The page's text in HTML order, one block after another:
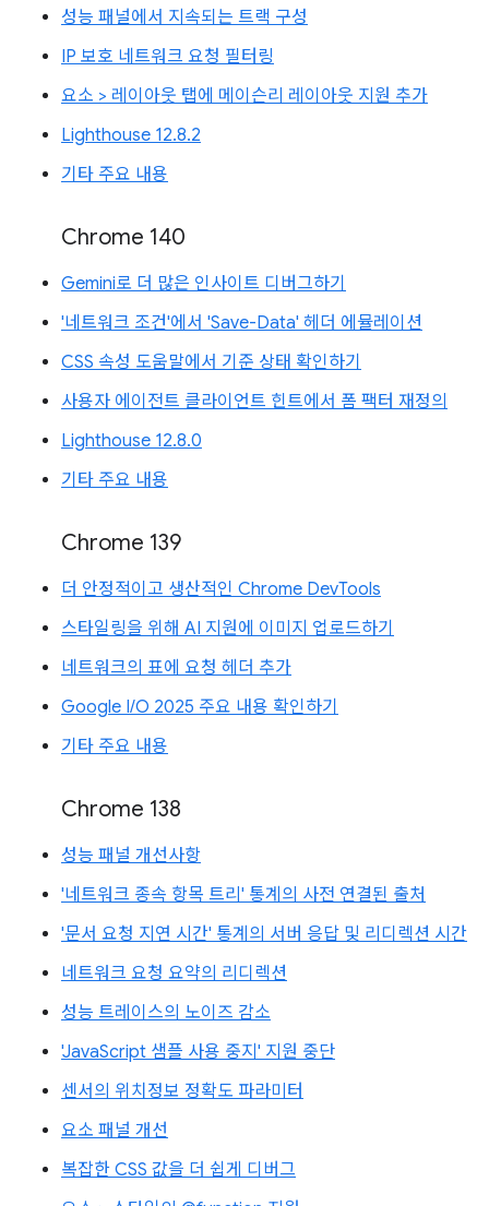
성능 패널에서 지속되는 트랙 구성
IP 보호 네트워크 요청 필터링
요소 > 레이아웃 탭에 메이슨리 레이아웃 지원 추가
Lighthouse 12.8.2
기타 주요 내용
Chrome 140
Gemini로 더 많은 인사이트 디버그하기
'네트워크 조건'에서 'Save-Data' 헤더 에뮬레이션
CSS 속성 도움말에서 기준 상태 확인하기
사용자 에이전트 클라이언트 힌트에서 폼 팩터 재정의
Lighthouse 12.8.0
기타 주요 내용
Chrome 139
더 안정적이고 생산적인 Chrome DevTools
스타일링을 위해 AI 지원에 이미지 업로드하기
네트워크의 표에 요청 헤더 추가
Google I/O 2025 주요 내용 확인하기
기타 주요 내용
Chrome 138
성능 패널 개선사항
'네트워크 종속 항목 트리' 통계의 사전 연결된 출처
'문서 요청 지연 시간' 통계의 서버 응답 및 리디렉션 시간
네트워크 요청 요약의 리디렉션
성능 트레이스의 노이즈 감소
'JavaScript 샘플 사용 중지' 지원 중단
센서의 위치정보 정확도 파라미터
요소 패널 개선
복잡한 CSS 값을 더 쉽게 디버그